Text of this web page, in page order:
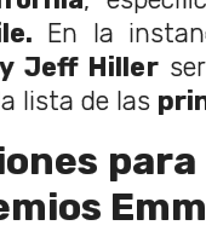
En la
Jeff Hiller
lista de las
para